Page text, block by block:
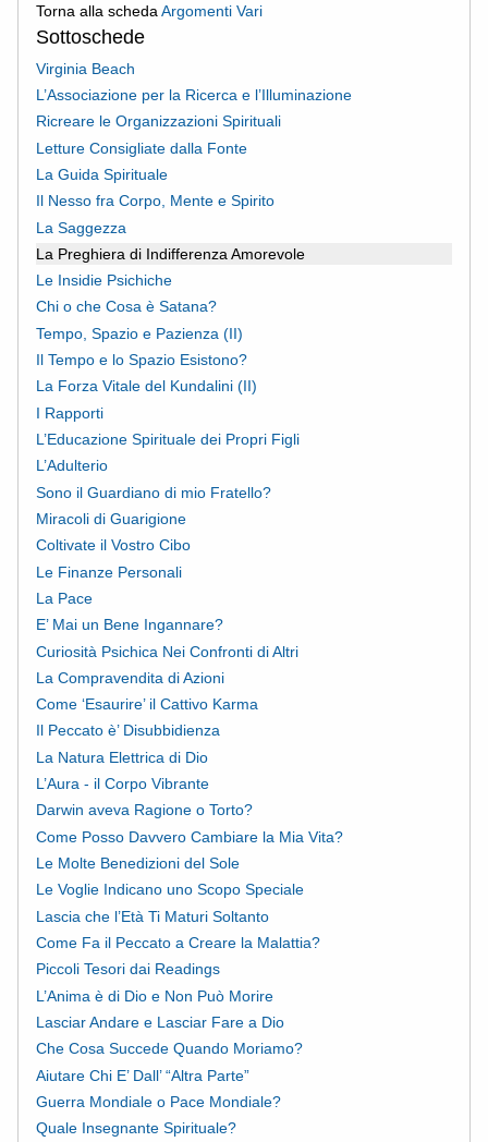
Torna alla scheda Argomenti Vari
Sottoschede
Virginia Beach
L’Associazione per la Ricerca e l’Illuminazione
Ricreare le Organizzazioni Spirituali
Letture Consigliate dalla Fonte
La Guida Spirituale
Il Nesso fra Corpo, Mente e Spirito
La Saggezza
La Preghiera di Indifferenza Amorevole
Le Insidie Psichiche
Chi o che Cosa è Satana?
Tempo, Spazio e Pazienza (II)
Il Tempo e lo Spazio Esistono?
La Forza Vitale del Kundalini (II)
I Rapporti
L’Educazione Spirituale dei Propri Figli
L’Adulterio
Sono il Guardiano di mio Fratello?
Miracoli di Guarigione
Coltivate il Vostro Cibo
Le Finanze Personali
La Pace
E’ Mai un Bene Ingannare?
Curiosità Psichica Nei Confronti di Altri
La Compravendita di Azioni
Come ‘Esaurire’ il Cattivo Karma
Il Peccato è’ Disubbidienza
La Natura Elettrica di Dio
L’Aura - il Corpo Vibrante
Darwin aveva Ragione o Torto?
Come Posso Davvero Cambiare la Mia Vita?
Le Molte Benedizioni del Sole
Le Voglie Indicano uno Scopo Speciale
Lascia che l’Età Ti Maturi Soltanto
Come Fa il Peccato a Creare la Malattia?
Piccoli Tesori dai Readings
L’Anima è di Dio e Non Può Morire
Lasciar Andare e Lasciar Fare a Dio
Che Cosa Succede Quando Moriamo?
Aiutare Chi E’ Dall’ “Altra Parte”
Guerra Mondiale o Pace Mondiale?
Quale Insegnante Spirituale?